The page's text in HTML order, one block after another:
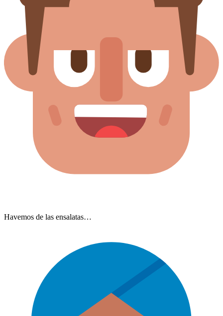
Havemos de las ensalatas…